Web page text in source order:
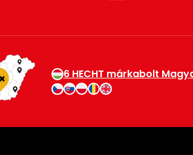
6 HECHT márkabolt